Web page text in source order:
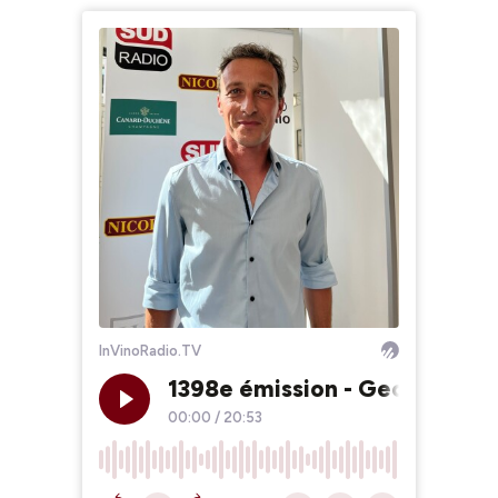
InVinoRadio.TV
1398e émission - Georges
00:00 / 20:53